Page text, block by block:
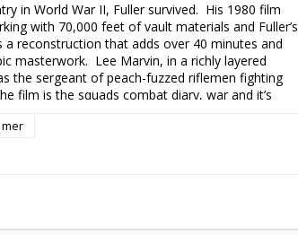
in World War II, Fuller survived.  His 1980 film
with 70,000 feet of vault materials and Fuller’s
reconstruction that adds over 40 minutes and
masterwork.  Lee Marvin, in a richly layered
the sergeant of peach-fuzzed riflemen fighting
film is the squads combat diary, war and it’s